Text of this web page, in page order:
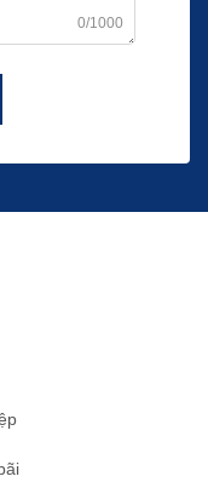
0/1000